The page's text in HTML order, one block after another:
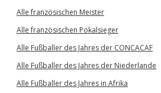
Alle französischen Meister
Alle französischen Pokalsieger
Alle Fußballer des Jahres der CONCACAF
Alle Fußballer des Jahres der Niederlande
Alle Fußballer des Jahres in Afrika